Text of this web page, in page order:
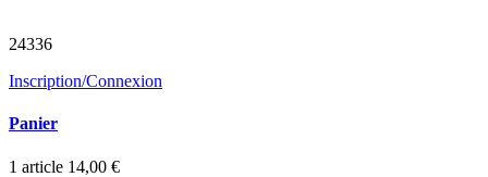
24336
Inscription/Connexion
Panier
1 article 14,00 €